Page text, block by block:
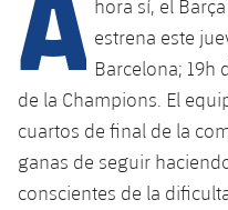
plusicon
más
Instalaciones
Spotify Camp Nou
SUB13
SUB12
SUB11 A
SUB13 B
SUB12 C
SUB11 C
Entradas
Gameday Shows
Resultados
Base
Barça Atlètic
Junior
Cadete A
Campus Verano
PLUSICON
MÁS
Primer Equipo
plusicon
más
Actualidad
Barça Atlètic
plusicon
más
hora sí, el
estrena este
Barcelona; 19h
de la Champions. El
cuartos de final de la
ganas de seguir
conscientes de la